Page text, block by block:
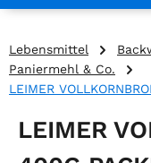
Lebensmittel
Paniermehl & Co.
LEIMER
LEIMER